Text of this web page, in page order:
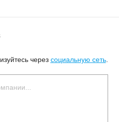
Уроки танца пасодобль
через социальную сеть.